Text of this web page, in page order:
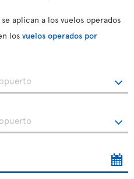
aplican a los vuelos operados
los vuelos operados por